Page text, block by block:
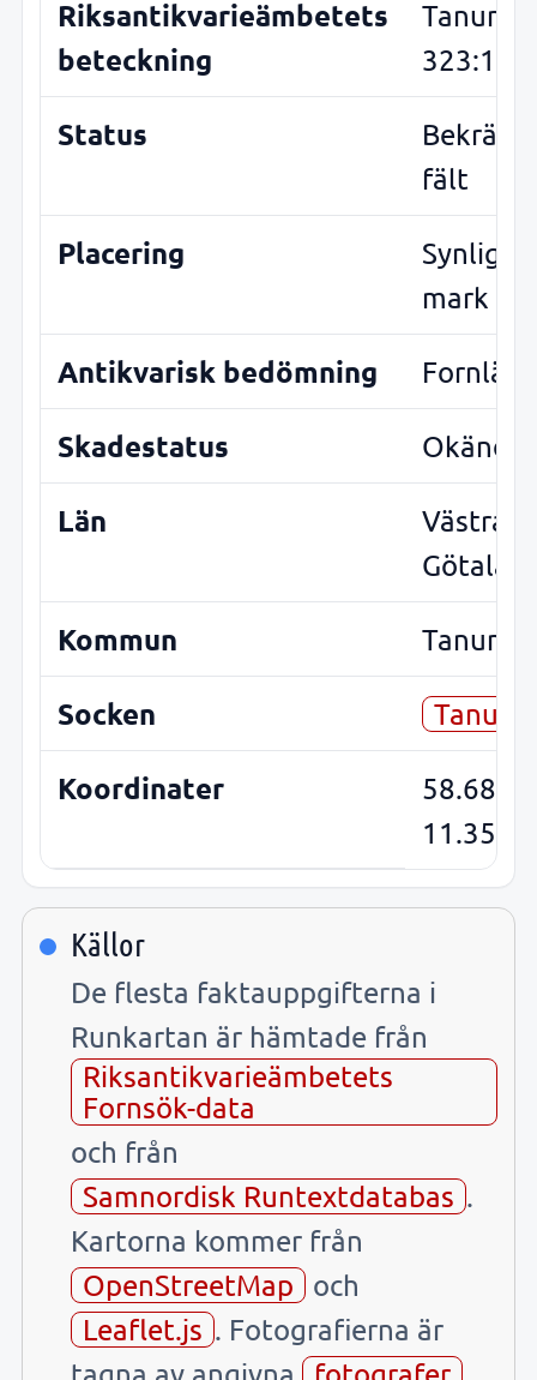
Riksantikvarieämbetets
beteckning
Tanum
323:1
Status
fält
Placering
Synlig
mark
Antikvarisk bedömning
Skadestatus Okänd
Län
Västra
Kommun Tanum
Socken Tanum
Koordinater
Källor
De flesta faktauppgifterna i
Runkartan är hämtade från
Riksantikvarieämbetets
Fornsök-data
och från
Samnordisk Runtextdatabas .
Kartorna kommer från
OpenStreetMap
och
Leaflet.js . Fotografierna är